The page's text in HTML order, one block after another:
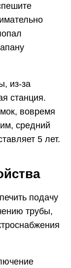
из-за
станция.
вовремя
средний
5 лет.
подачу
трубы,